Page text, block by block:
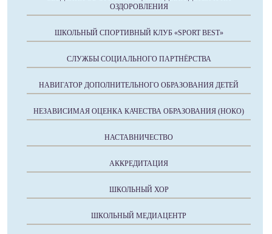
ОЗДОРОВЛЕНИЯ
ШКОЛЬНЫЙ СПОРТИВНЫЙ КЛУБ «SPORT BEST»
СЛУЖБЫ СОЦИАЛЬНОГО ПАРТНЁРСТВА
НАВИГАТОР ДОПОЛНИТЕЛЬНОГО ОБРАЗОВАНИЯ ДЕТЕЙ
НЕЗАВИСИМАЯ ОЦЕНКА КАЧЕСТВА ОБРАЗОВАНИЯ (НОКО)
НАСТАВНИЧЕСТВО
АККРЕДИТАЦИЯ
ШКОЛЬНЫЙ ХОР
ШКОЛЬНЫЙ МЕДИАЦЕНТР